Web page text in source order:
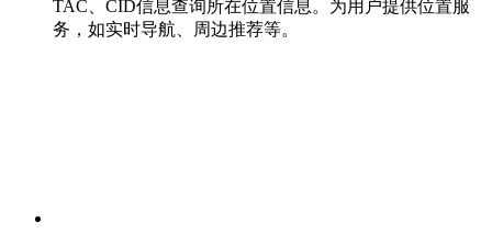
TAC、CID信息查询所在位置信息。为用户提供位置服
务，如实时导航、周边推荐等。